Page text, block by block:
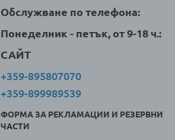
Обслужване по телефона:
Понеделник - петък, от 9-18 ч.:
САЙТ
+359-895807070
+359-899989539
ФОРМА ЗА РЕКЛАМАЦИИ И РЕЗЕРВНИ
ЧАСТИ